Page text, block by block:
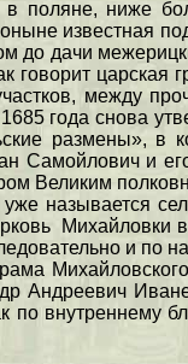
ниже
известная
до дачи
говорит
между
года снова
размены»,
Самойлович и
Великим
называется
и по
Андреевич
по внутреннему